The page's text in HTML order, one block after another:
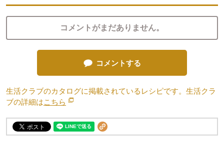
コメントがまだありません。
コメントする
生活クラブのカタログに掲載されているレシピです。生活クラ
ブの詳細はこちら 別のウィンドウで開きます。